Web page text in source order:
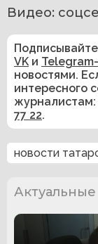
Видео:
VK и
новостями.
интересного
журналистам:
77 22.
новости